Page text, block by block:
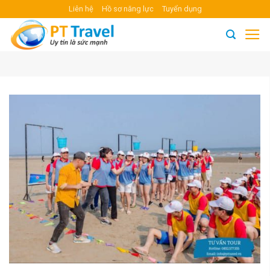
content
Liên hệ Hồ sơ năng lực Tuyển dụng